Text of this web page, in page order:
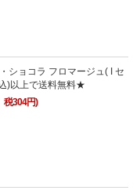
ショコラ フロマージュ( I セ
)以上で送料無料★
税304円)